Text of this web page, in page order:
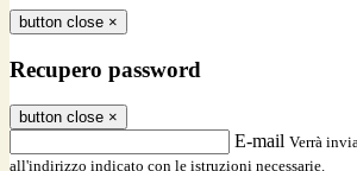
button close ×
Recupero password
button close ×
E-mail Verrà
all'indirizzo indicato con le istruzioni necessarie.